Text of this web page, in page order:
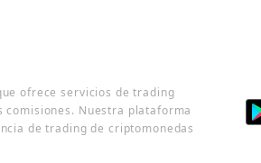
ofrece servicios de trading
Nuestra plataforma
de trading de criptomonedas